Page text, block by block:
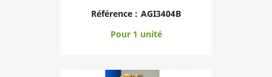
Référence : AGI3404B
Pour 1 unité